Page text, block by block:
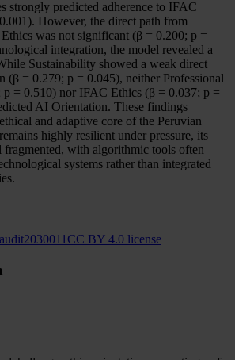
strongly predicted adherence to IFAC
However, the direct path from
was not significant (β = 0.200; p =
integration, the model revealed a
Sustainability showed a weak direct
(β = 0.279; p = 0.045), neither Professional
p = 0.510) nor IFAC Ethics (β = 0.037; p =
AI Orientation. These findings
and adaptive core of the Peruvian
highly resilient under pressure, its
with algorithmic tools often
systems rather than integrated
CC BY 4.0 license